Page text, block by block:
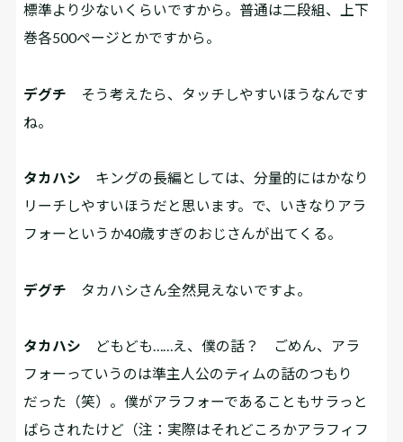
標準より少ないくらいですから。普通は二段組、上下
巻各500ページとかですから。
デグチ そう考えたら、タッチしやすいほうなんです
ね。
タカハシ キングの長編としては、分量的にはかなり
リーチしやすいほうだと思います。で、いきなりアラ
フォーというか40歳すぎのおじさんが出てくる。
デグチ タカハシさん全然見えないですよ。
タカハシ どもども……え、僕の話？ ごめん、アラ
フォーっていうのは準主人公のティムの話のつもり
だった（笑）。僕がアラフォーであることもサラっと
ばらされたけど（注：実際はそれどころかアラフィフ